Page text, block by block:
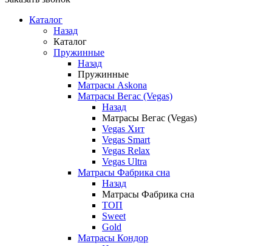
Каталог
Назад
Каталог
Пружинные
Назад
Пружинные
Матрасы Askona
Матрасы Вегас (Vegas)
Назад
Матрасы Вегас (Vegas)
Vegas Хит
Vegas Smart
Vegas Relax
Vegas Ultra
Матрасы Фабрика сна
Назад
Матрасы Фабрика сна
ТОП
Sweet
Gold
Матрасы Кондор